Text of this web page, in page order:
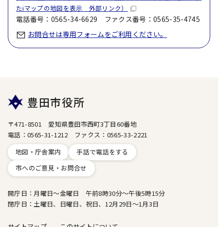
たiマップの地図を表示 外部リンク）
電話番号：0565-34-6629 ファクス番号：0565-35-4745
お問合せは専用フォームをご利用ください。
豊田市役所
〒471-8501 愛知県豊田市西町3丁目60番地
電話：0565-31-1212 ファクス：0565-33-2221
地図・庁舎案内
手話で電話をする
市へのご意見・お問合せ
開庁日：月曜日～金曜日 午前8時30分～午後5時15分
閉庁日：土曜日、日曜日、祝日、12月29日～1月3日